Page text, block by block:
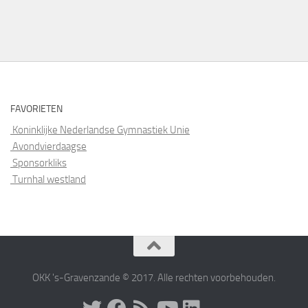
FAVORIETEN
Koninklijke Nederlandse Gymnastiek Unie
Avondvierdaagse
Sponsorkliks
Turnhal westland
OKK 's-Gravenzande © 2017. Alle rechten voorbehouden.